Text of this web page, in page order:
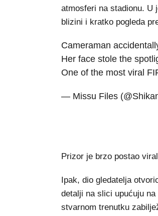
atmosferi na stadionu. U
blizini i kratko pogleda
Cameraman
Her face stole the
One of the most viral
— Missu Files
Prizor je brzo postao
Ipak, dio gledatelja
detalji na slici upućuju
stvarnom trenutku